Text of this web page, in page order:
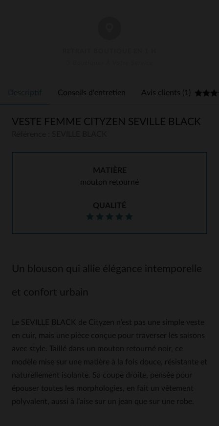
Descriptif Conseils d'entretien Avis clients (1)
VESTE FEMME CITYZEN SEVILLE BLACK
MATIÈRE
mouton retourné
QUALITÉ
Un blouson qui allie élégance intemporelle
et confort urbain
Le SEVILLE BLACK de Cityzen n’est pas une simple veste
en cuir, mais une pièce conçue pour traverser les saisons
avec style. Taillé dans un mouton retourné noir, ce
modèle mise sur une matière à la fois douce, résistante et
naturellement isolante. Sa coupe droite, pensée pour
épouser toutes les morphologies, en fait un vêtement
polyvalent, aussi à l’aise sur un jean que sur une robe.